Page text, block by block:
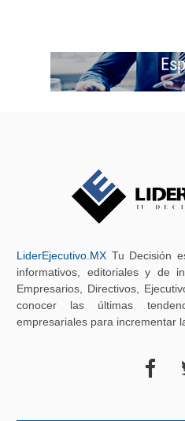
LiderEjecutivo.MX Tu Decisión
informativos, editoriales y de
Empresarios, Directivos,
conocer las últimas
empresariales para incrementar